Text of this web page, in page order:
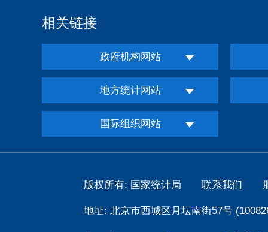
相关链接
政府机构网站
地方统计网站
国际组织网站
版权所有: 国家统计局 联系我们
地址: 北京市西城区月坛南街57号